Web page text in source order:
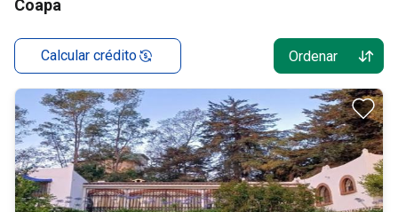
Coapa
Calcular crédito Ordenar